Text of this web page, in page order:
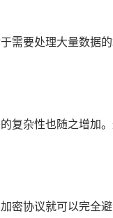
需要处理大量数据
复杂性也随之增加
密协议就可以完全